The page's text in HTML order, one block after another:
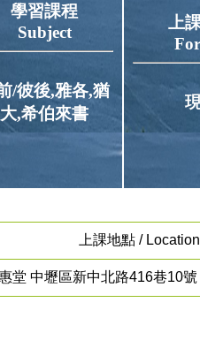
學習課程
Subject
/彼後,雅各,猶
大,希伯來書
上
上課地點 / Location
堂 中壢區新中北路416巷10